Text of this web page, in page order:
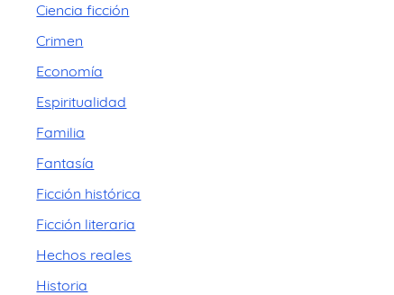
Ciencia ficción
Crimen
Economía
Espiritualidad
Familia
Fantasía
Ficción histórica
Ficción literaria
Hechos reales
Historia